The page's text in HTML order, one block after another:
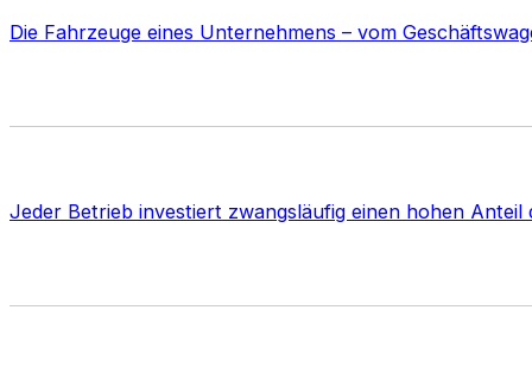
Die Fahrzeuge eines Unternehmens – vom
Jeder Betrieb investiert zwangsläufig einen hohen